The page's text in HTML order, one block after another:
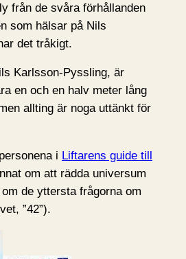
från de svåra förhållanden
som hälsar på Nils
det tråkigt.
Karlsson-Pyssling, är
en och en halv meter lång
allting är noga uttänkt för
i Liftarens guide till
om att rädda universum
de yttersta frågorna om
”42”).